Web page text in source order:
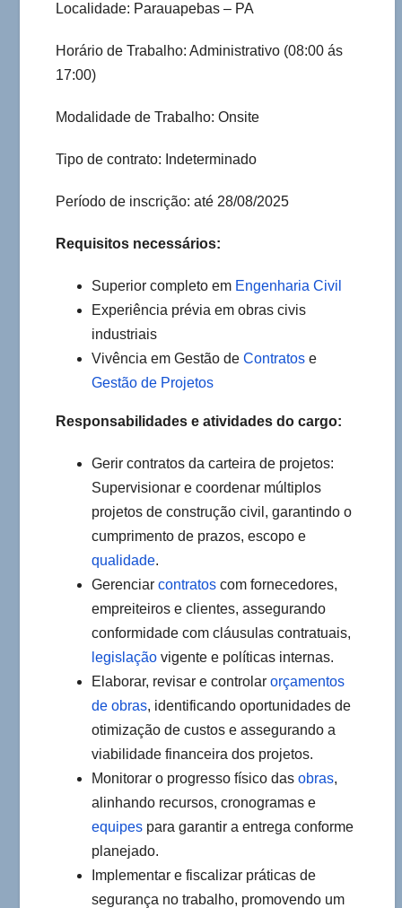
Localidade: Parauapebas – PA
Horário de Trabalho: Administrativo (08:00 ás
17:00)
Modalidade de Trabalho: Onsite
Tipo de contrato: Indeterminado
Período de inscrição: até 28/08/2025
Requisitos necessários:
Superior completo em Engenharia Civil
Experiência prévia em obras civis
industriais
Vivência em Gestão de Contratos e
Gestão de Projetos
Responsabilidades e atividades do cargo:
Gerir contratos da carteira de projetos:
Supervisionar e coordenar múltiplos
projetos de construção civil, garantindo o
cumprimento de prazos, escopo e
qualidade.
Gerenciar contratos com fornecedores,
empreiteiros e clientes, assegurando
conformidade com cláusulas contratuais,
legislação vigente e políticas internas.
Elaborar, revisar e controlar orçamentos
de obras, identificando oportunidades de
otimização de custos e assegurando a
viabilidade financeira dos projetos.
Monitorar o progresso físico das obras,
alinhando recursos, cronogramas e
equipes para garantir a entrega conforme
planejado.
Implementar e fiscalizar práticas de
segurança no trabalho, promovendo um